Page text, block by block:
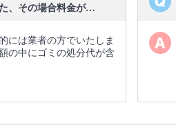
、その場合料金が…
には業者の方でいたしま
の中にゴミの処分代が含